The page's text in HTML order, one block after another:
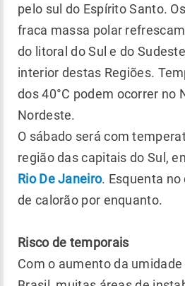
pelo sul do Espírito Santo.
fraca massa polar
do litoral do Sul e do
interior destas Regiões.
dos 40°C podem ocorrer no
Nordeste.
O sábado será com
região das capitais do Sul,
Rio De Janeiro. Esquenta
de calorão por enquanto.
Risco de temporais
Com o aumento da